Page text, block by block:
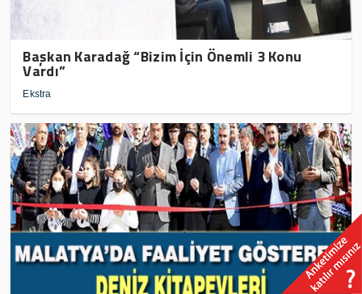
Başkan Karadağ “Bizim İçin Önemli 3 Konu
Vardı”
Ekstra